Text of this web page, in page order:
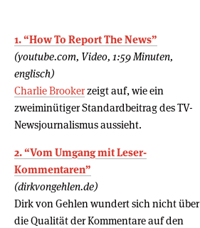
1. “How To Report The News”
(youtube.com, Video, 1:59 Minuten,
englisch)
Charlie Brookerzeigt auf, wie ein
zweiminütiger Standardbeitrag des TV-
Newsjournalismus aussieht.
2. “Vom Umgang mit Leser-
Kommentaren”
(dirkvongehlen.de)
Dirk von Gehlen wundert sich nicht über
die Qualität der Kommentare auf den